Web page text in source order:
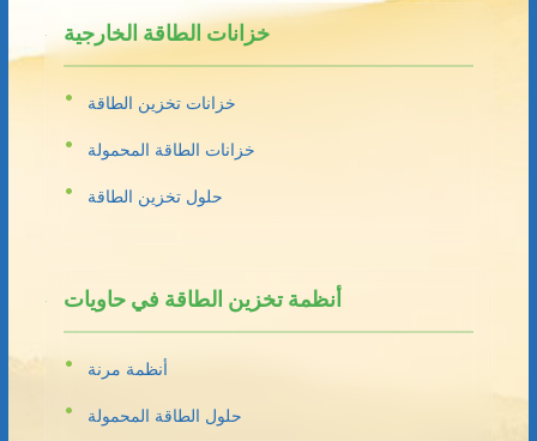
خزانات الطاقة الخارجية
خزانات تخزين الطاقة
خزانات الطاقة المحمولة
حلول تخزين الطاقة
أنظمة تخزين الطاقة في حاويات
أنظمة مرنة
حلول الطاقة المحمولة